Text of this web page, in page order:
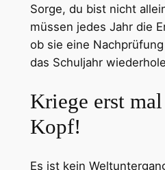
Sorge, du bist nicht
müssen jedes Jahr die
ob sie eine
das Schuljahr
Kriege erst
Kopf!
Es ist kein